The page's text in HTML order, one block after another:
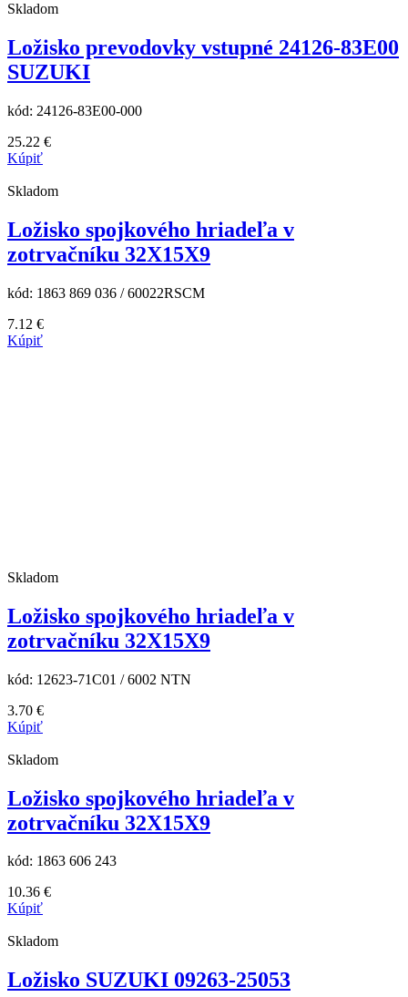
Skladom
Ložisko prevodovky vstupné 24126-83E00
SUZUKI
kód: 24126-83E00-000
25.22 €
Kúpiť
Skladom
Ložisko spojkového hriadeľa v
zotrvačníku 32X15X9
kód: 1863 869 036 / 60022RSCM
7.12 €
Kúpiť
Skladom
Ložisko spojkového hriadeľa v
zotrvačníku 32X15X9
kód: 12623-71C01 / 6002 NTN
3.70 €
Kúpiť
Skladom
Ložisko spojkového hriadeľa v
zotrvačníku 32X15X9
kód: 1863 606 243
10.36 €
Kúpiť
Skladom
Ložisko SUZUKI 09263-25053